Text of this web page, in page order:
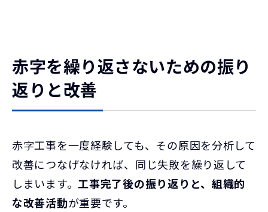
赤字を繰り返さないための振り
返りと改善
赤字工事を一度経験しても、その原因を分析して
改善につなげなければ、同じ失敗を繰り返して
しまいます。工事完了後の振り返りと、組織的
な改善活動が重要です。